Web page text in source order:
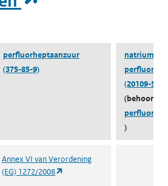
perfluorheptaanzuur
(375-85-9)
natrium
(20109-59-
(behoort
)
Annex VI van Verordening
(EG) 1272/2008